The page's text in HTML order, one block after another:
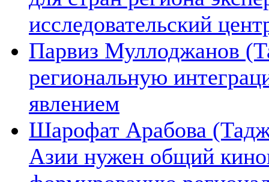
исследовательский
Парвиз Муллоджанов
региональную
явлением
Шарофат Арабова
Азии нужен общий